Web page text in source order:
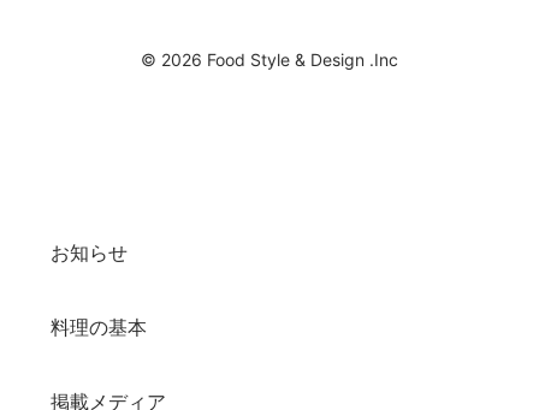
© 2026 Food Style & Design .Inc
お知らせ
料理の基本
掲載メディア